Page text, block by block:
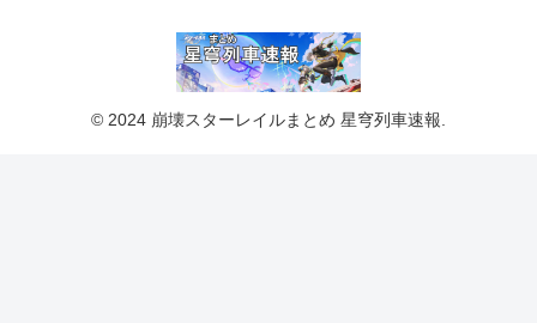
© 2024 崩壊スターレイルまとめ 星穹列車速報.